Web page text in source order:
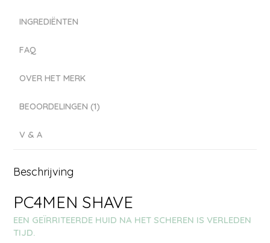
INGREDIËNTEN
FAQ
OVER HET MERK
BEOORDELINGEN (1)
V & A
Beschrijving
PC4MEN SHAVE
EEN GEÏRRITEERDE HUID NA HET SCHEREN IS VERLEDEN
TIJD.